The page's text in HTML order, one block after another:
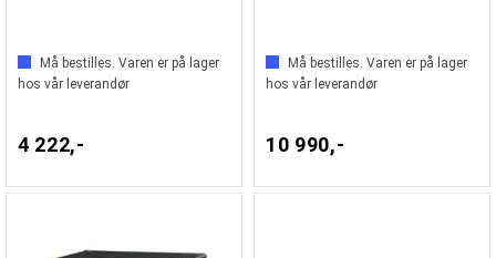
Må bestilles. Varen er på lager
hos vår leverandør
4 222,-
Må bestilles. Varen er på lager
hos vår leverandør
10 990,-